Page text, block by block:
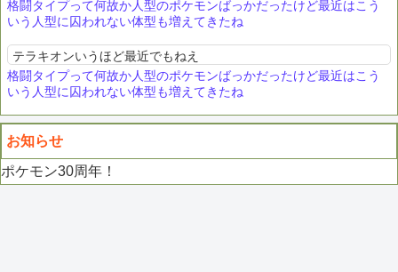
格闘タイプって何故か人型のポケモンばっかだったけど最近はこう
いう人型に囚われない体型も増えてきたね
テラキオンいうほど最近でもねえ
格闘タイプって何故か人型のポケモンばっかだったけど最近はこう
いう人型に囚われない体型も増えてきたね
お知らせ
ポケモン30周年！